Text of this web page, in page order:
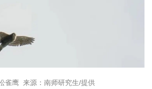
雀鹰 来源：南师研究生/提供